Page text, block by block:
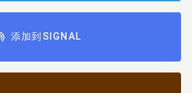
添加到SIGNAL